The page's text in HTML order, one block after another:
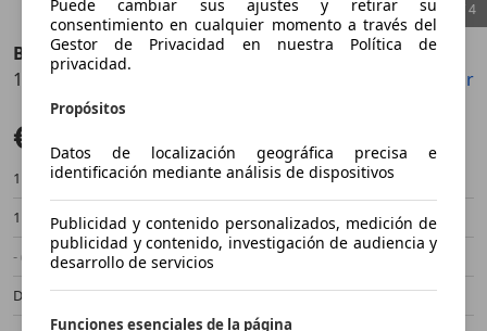
Anterior
4
BMW 118
118dA Business
Compartir
€ 20.900
114.000 km
05/2022
110 kW (150 CV)
Ocasión
- (Propietarios)
Automático
Diésel
4,2 l/100 km (mixto)
Puede cambiar sus ajustes y retirar su
consentimiento en cualquier momento a través del
Gestor de Privacidad en nuestra Política de
privacidad.
Propósitos
Datos de localización geográfica precisa e
identificación mediante análisis de dispositivos
Publicidad y contenido personalizados, medición de
publicidad y contenido, investigación de audiencia y
desarrollo de servicios
Funciones esenciales de la página